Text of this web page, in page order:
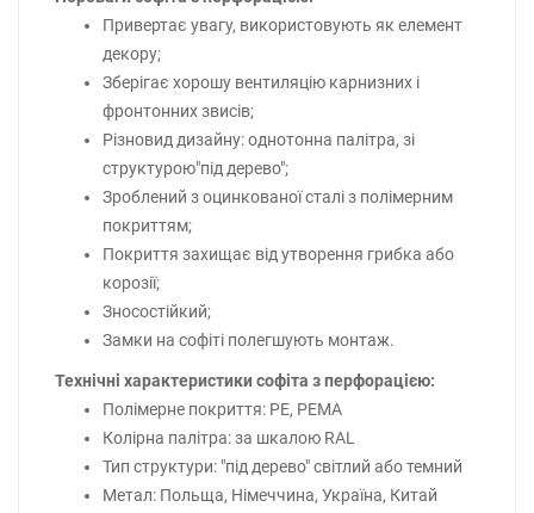
Привертає увагу, використовують як елемент
декору;
Зберігає хорошу вентиляцію карнизних і
фронтонних звисів;
Різновид дизайну: однотонна палітра, зі
структурою"під дерево";
Зроблений з оцинкованої сталі з полімерним
покриттям;
Покриття захищає від утворення грибка або
корозії;
Зносостійкий;
Замки на софіті полегшують монтаж.
Технічні характеристики софіта з перфорацією:
Полімерне покриття: РЕ, РЕМА
Колірна палітра: за шкалою RAL
Тип структури: "під дерево" світлий або темний
Метал: Польща, Німеччина, Україна, Китай